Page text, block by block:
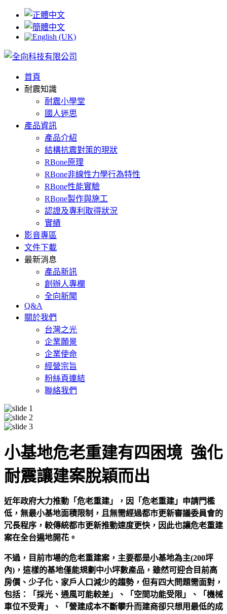
首頁
耐震知識
耐震小學堂
國人迷思
產品資訊
產品介紹
結構抗震對策的現狀
RBone原理
RBone非線性力學行為特性
RBone性能實驗
RBone製作與施工
認證及專利取得狀況
實績
影音專區
文件下載
最新消息
產品新訊
創辦人專欄
全向新聞
Q&A
關於我們
台灣之光
企業願景
企業使命
經營宗旨
粉絲頁連結
聯絡我們
耐震、抗震不能只是噱頭，也
良心，因為家是最值得保護的
制震不如耐震，抗震不如卸震
為你我維護最安全的家
卸震鋼甲RBone
小基地危老重建有四困境 強化
耐震讓建案脫穎而出
近年政府大力推動「危老重建」，因「危老重建」申請門檻
低，無最小基地面積限制，且無需經過都市更新審議委員會的
冗長程序，較傳統都市更新推動速度更快，因此也讓危老重建
案在全台遍地開花。
不過，目前市場的危老重建案，主要都是小基地為主(200坪
內)，這樣的基地僅能規劃中小坪數產品，雖然可迎合目前高
房價、少子化、家戶人口減少的趨勢，但有四大問題需面對，
包括：「採光、通風可能較差」、「空間功能受限」、「機械
車位不受青」、「營建成本不斷攀升而建商卻只想用最低的成